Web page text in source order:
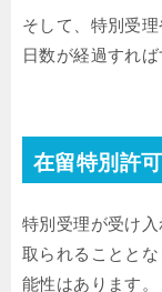
そして、特別受
日数が経過すれば
在留特別許可
特別受理が受け
取られることと
能性はあります。